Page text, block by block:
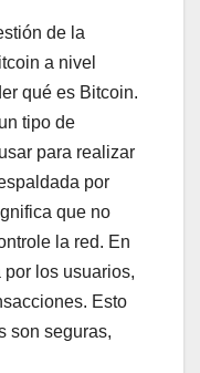
de la
a nivel
qué es Bitcoin.
tipo de
para realizar
por
que no
la red. En
los usuarios,
Esto
son seguras,